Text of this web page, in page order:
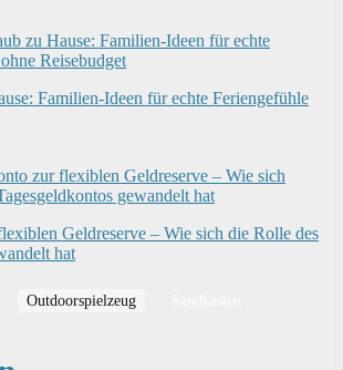
Familien-Ideen für echte Feriengefühle
Geldreserve – Wie sich die Rolle des
hat
Outdoorspielzeug